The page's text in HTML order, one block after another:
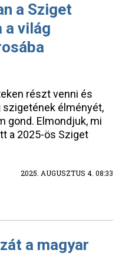
a Sziget
a világ
részt venni és
szigetének élményét,
gond. Elmondjuk, mi
a 2025-ös Sziget
2025. AUGUSZTUS 4. 08:33
a magyar